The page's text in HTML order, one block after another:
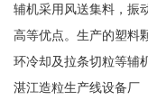
辅机采用风送集料，振
高等优点。生产的塑料
环冷却及拉条切粒等辅
湛江造粒生产线设备厂